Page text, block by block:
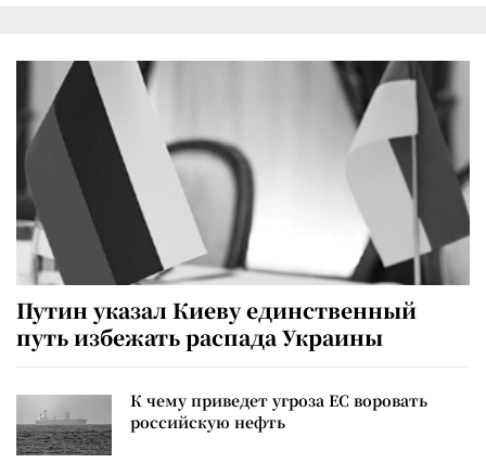
Путин указал Киеву единственный
путь избежать распада Украины
К чему приведет угроза ЕС воровать
российскую нефть